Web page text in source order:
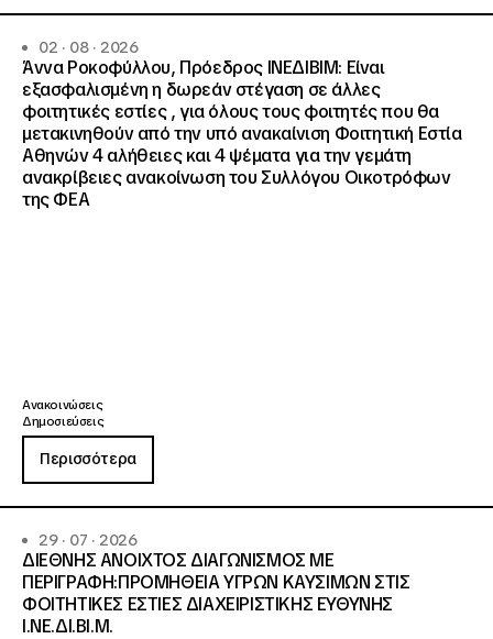
02 · 08 · 2026
Άννα Ροκοφύλλου, Πρόεδρος ΙΝΕΔΙΒΙΜ: Είναι
εξασφαλισμένη η δωρεάν στέγαση σε άλλες
φοιτητικές εστίες , για όλους τους φοιτητές που θα
μετακινηθούν από την υπό ανακαίνιση Φοιτητική Εστία
Αθηνών 4 αλήθειες και 4 ψέματα για την γεμάτη
ανακρίβειες ανακοίνωση του Συλλόγου Οικοτρόφων
της ΦΕΑ
Ανακοινώσεις
Δημοσιεύσεις
Περισσότερα
29 · 07 · 2026
ΔΙΕΘΝΗΣ ΑΝΟΙΧΤΟΣ ΔΙΑΓΩΝΙΣΜΟΣ ΜΕ
ΠΕΡΙΓΡΑΦΗ:ΠΡΟΜΗΘΕΙΑ ΥΓΡΩΝ ΚΑΥΣΙΜΩΝ ΣΤΙΣ
ΦΟΙΤΗΤΙΚΕΣ ΕΣΤΙΕΣ ΔΙΑΧΕΙΡΙΣΤΙΚΗΣ ΕΥΘΥΝΗΣ
Ι.ΝΕ.ΔΙ.ΒΙ.Μ.